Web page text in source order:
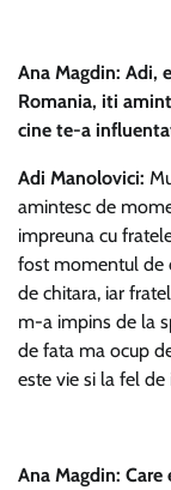
Ana Magdin: Adi,
Romania, iti
cine te-a
Adi Manolovici:
amintesc de
impreuna cu
fost momentul de
de chitara, iar
m-a impins de la
de fata ma ocup
este vie si la fel
Ana Magdin: